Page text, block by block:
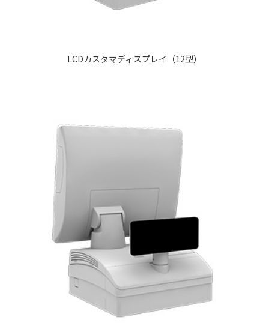
LCDカスタマディスプレイ（12型）